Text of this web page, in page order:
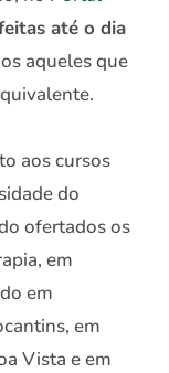
até o dia
aqueles que
aos cursos
do
ofertados os
em
em
em
Vista e em